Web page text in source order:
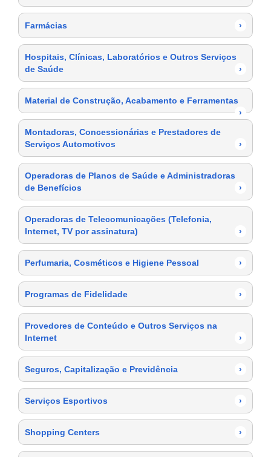
Farmácias ›
Hospitais, Clínicas, Laboratórios e Outros Serviços
de Saúde
›
Material de Construção, Acabamento e Ferramentas
›
Montadoras, Concessionárias e Prestadores de
Serviços Automotivos
›
Operadoras de Planos de Saúde e Administradoras
de Benefícios
›
Operadoras de Telecomunicações (Telefonia,
Internet, TV por assinatura)
›
Perfumaria, Cosméticos e Higiene Pessoal ›
Programas de Fidelidade ›
Provedores de Conteúdo e Outros Serviços na
Internet
›
Seguros, Capitalização e Previdência ›
Serviços Esportivos ›
Shopping Centers ›